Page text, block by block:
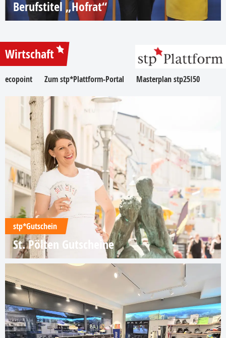
Berufstitel „Hofrat“
Wirtschaft
ecopoint Zum stp*Plattform-Portal Masterplan stp25I50
stp*Gutschein
St. Pölten Gutscheine